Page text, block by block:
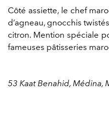
Côté assiette, le chef
d’agneau, gnocchis
citron. Mention spéciale
fameuses pâtisseries
53 Kaat Benahid, Médina,